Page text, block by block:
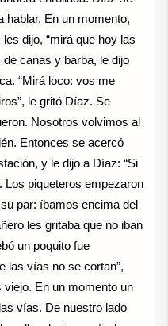
hablar. En un momento,
dijo, “mirá que hoy las
canas y barba, le dijo
“Mirá loco: vos me
le gritó Díaz. Se
Nosotros volvimos al
Entonces se acercó
y le dijo a Díaz: “Si
Los piqueteros empezaron
par: íbamos encima del
les gritaba que no iban
un poquito fue
las vías no se cortan”,
viejo. En un momento un
vías. De nuestro lado